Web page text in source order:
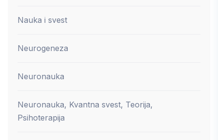
Nauka i svest
Neurogeneza
Neuronauka
Neuronauka, Kvantna svest, Teorija,
Psihoterapija